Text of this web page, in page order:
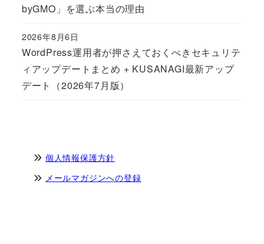
byGMO」を選ぶ本当の理由
WordPress運用者が押さえておくべきセキュリテ
ィアップデートまとめ + KUSANAGI最新アップ
デート（2026年7月版）
Published
2026年8月6日
個人情報保護方針
メールマガジンへの登録